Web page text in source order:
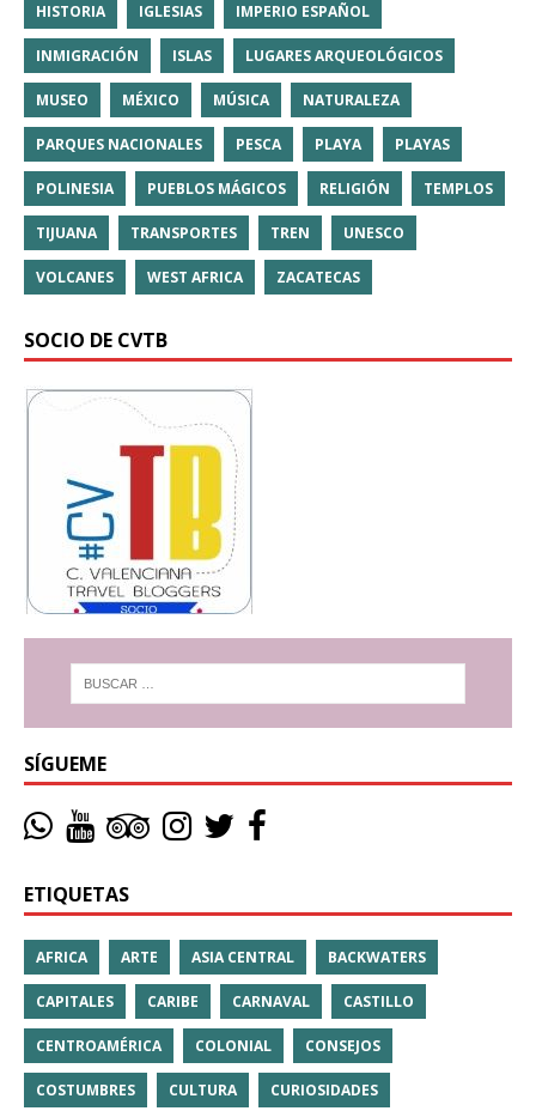
HISTORIA IGLESIAS IMPERIO ESPAÑOL
INMIGRACIÓN ISLAS LUGARES ARQUEOLÓGICOS
MUSEO MÉXICO MÚSICA NATURALEZA
PARQUES NACIONALES PESCA PLAYA PLAYAS
POLINESIA PUEBLOS MÁGICOS RELIGIÓN TEMPLOS
TIJUANA TRANSPORTES TREN UNESCO
VOLCANES WEST AFRICA ZACATECAS
SOCIO DE CVTB
SÍGUEME
ETIQUETAS
AFRICA ARTE ASIA CENTRAL BACKWATERS
CAPITALES CARIBE CARNAVAL CASTILLO
CENTROAMÉRICA COLONIAL CONSEJOS
COSTUMBRES CULTURA CURIOSIDADES